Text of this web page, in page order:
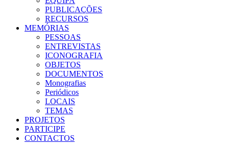
PUBLICAÇÕES
RECURSOS
MEMÓRIAS
PESSOAS
ENTREVISTAS
ICONOGRAFIA
OBJETOS
DOCUMENTOS
Monografias
Periódicos
LOCAIS
TEMAS
PROJETOS
PARTICIPE
CONTACTOS